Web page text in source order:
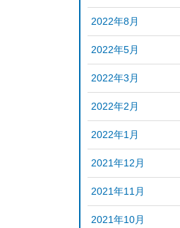
2022年8月
2022年5月
2022年3月
2022年2月
2022年1月
2021年12月
2021年11月
2021年10月